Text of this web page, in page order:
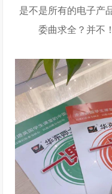
是不是所有的电子产
委曲求全？并不